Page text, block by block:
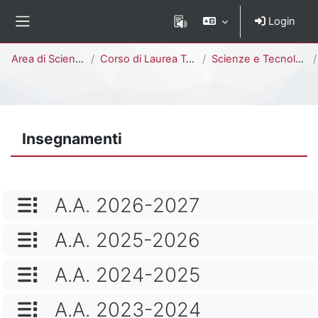
Login
Area di Scienze Corso di Laurea Triennale Scienze e Tecnologie Chimiche [E2703Q - E2702Q]
Insegnamenti
NOME CATEGORIA
A.A. 2026-2027
NOME CATEGORIA
A.A. 2025-2026
NOME CATEGORIA
A.A. 2024-2025
NOME CATEGORIA
A.A. 2023-2024